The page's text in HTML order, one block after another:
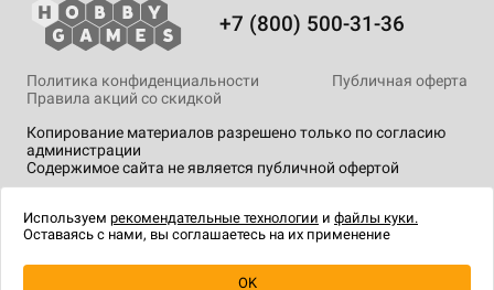
+7 (800) 500-31-36
Копирование материалов разрешено только по согласию
администрации
Содержимое сайта не является публичной офертой
Политика конфиденциальности
Публичная оферта
Правила акций со скидкой
технологии .
Используем рекомендательные технологии и файлы куки.
Оставаясь с нами, вы соглашаетесь на их применение
OK